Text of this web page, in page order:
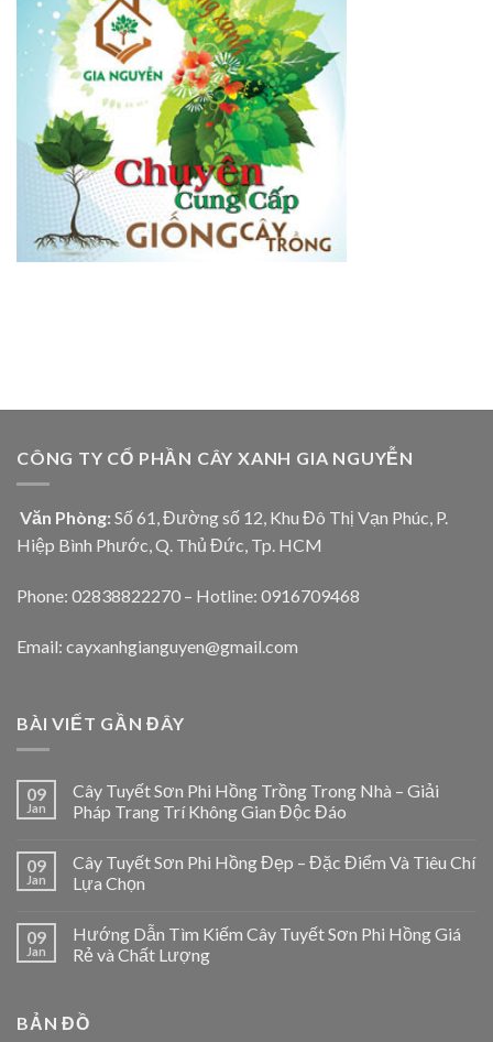
CÔNG TY CỔ PHẦN CÂY XANH GIA NGUYỄN
Văn Phòng: Số 61, Đường số 12, Khu Đô Thị Vạn Phúc, P.
Hiệp Bình Phước, Q. Thủ Đức, Tp. HCM
Phone: 02838822270 – Hotline: 0916709468
Email: cayxanhgianguyen@gmail.com
BÀI VIẾT GẦN ĐÂY
09
Jan
Cây Tuyết Sơn Phi Hồng Trồng Trong Nhà – Giải
Pháp Trang Trí Không Gian Độc Đáo
09
Jan
Cây Tuyết Sơn Phi Hồng Đẹp – Đặc Điểm Và Tiêu Chí
Lựa Chọn
09
Jan
Hướng Dẫn Tìm Kiếm Cây Tuyết Sơn Phi Hồng Giá
Rẻ và Chất Lượng
BẢN ĐỒ